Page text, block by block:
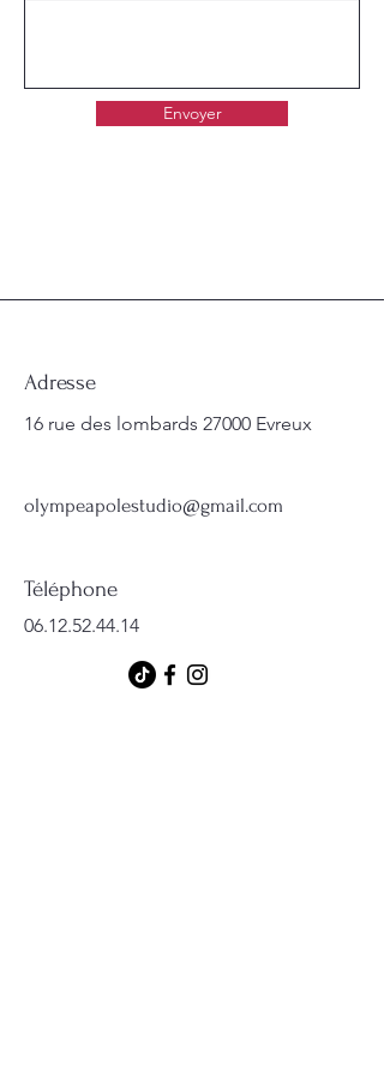
Envoyer
Adresse
16 rue des lombards 27000 Evreux
olympeapolestudio@gmail.com
Téléphone
06.12.52.44.14